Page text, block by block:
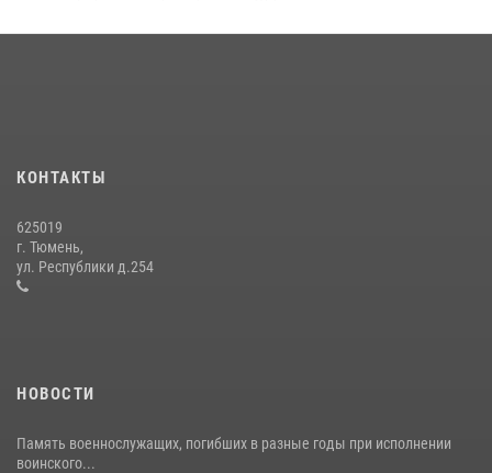
Росгвардейцы в День семьи, любви и верности оказали помощь
жителям Тюмени, оказавшимся в сложной жизненной ситуации
08 июля 2026, 09:38
КОНТАКТЫ
625019
г. Тюмень,
ул. Республики д.254
НОВОСТИ
Память военнослужащих, погибших в разные годы при исполнении
воинского...